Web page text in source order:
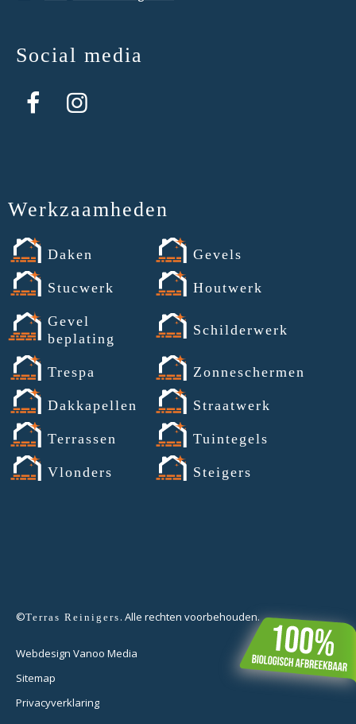
Social media
Werkzaamheden
Daken Gevels
Stucwerk Houtwerk
Gevel
beplating
Schilderwerk
Trespa Zonneschermen
Dakkapellen Straatwerk
Terrassen Tuintegels
Vlonders Steigers
©Terras Reinigers . Alle rechten voorbehouden.
Webdesign Vanoo Media
Sitemap
Privacyverklaring